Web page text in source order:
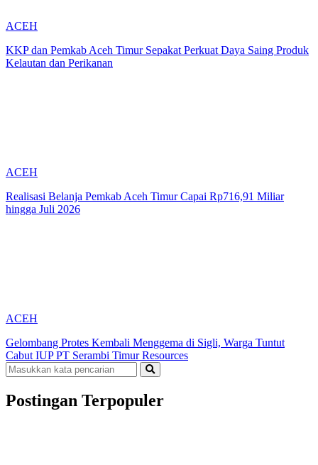
ACEH
KKP dan Pemkab Aceh Timur Sepakat Perkuat Daya Saing Produk
Kelautan dan Perikanan
ACEH
Realisasi Belanja Pemkab Aceh Timur Capai Rp716,91 Miliar
hingga Juli 2026
ACEH
Gelombang Protes Kembali Menggema di Sigli, Warga Tuntut
Cabut IUP PT Serambi Timur Resources
Postingan Terpopuler